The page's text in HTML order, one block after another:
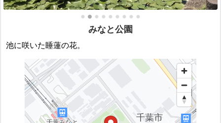
みなと公園
池に咲いた睡蓮の花。